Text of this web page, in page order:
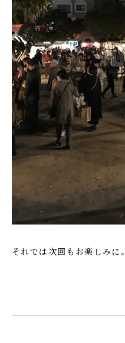
それでは次回もお楽しみに。